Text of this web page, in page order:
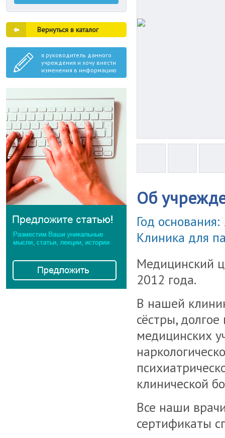
Вернуться в каталог
я руководитель данного
учреждения и хочу внести
изменения в информацию
Об
Год основания:
Клиника для
Медицинский
2012 года.
В нашей
сёстры,
медицинских
клинической
Все наши
сертификаты